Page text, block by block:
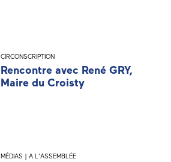
CIRCONSCRIPTION
Rencontre avec René GRY,
Maire du Croisty
MÉDIAS | A L'ASSEMBLÉE